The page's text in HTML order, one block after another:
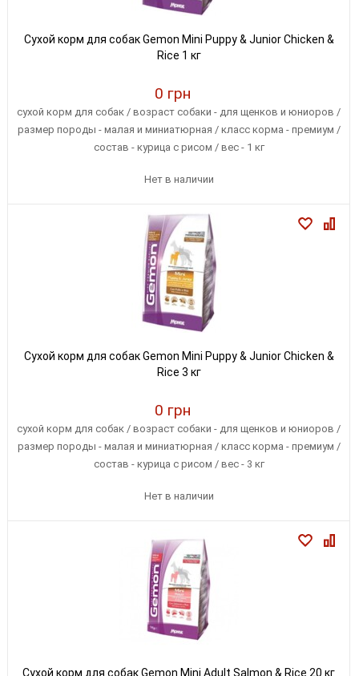
Сухой корм для собак Gemon Mini Puppy & Junior Chicken &
Rice 1 кг
0 грн
сухой корм для собак / возраст собаки - для щенков и юниоров /
размер породы - малая и миниатюрная / класс корма - премиум /
состав - курица с рисом / вес - 1 кг
Нет в наличии
Сухой корм для собак Gemon Mini Puppy & Junior Chicken &
Rice 3 кг
0 грн
сухой корм для собак / возраст собаки - для щенков и юниоров /
размер породы - малая и миниатюрная / класс корма - премиум /
состав - курица с рисом / вес - 3 кг
Нет в наличии
Сухой корм для собак Gemon Mini Adult Salmon & Rice 20 кг